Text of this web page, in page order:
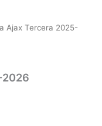
Ajax Tercera 2025-
2026